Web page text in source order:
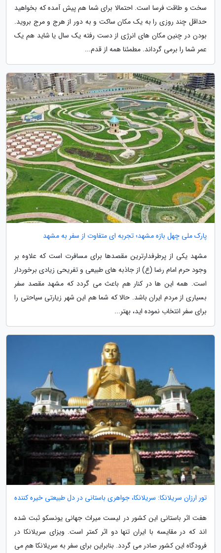
سخت و طاقت فرسا است. احتمالا برای شما هم پیش آمده که بخواهید
حداقل چند روزی را به یک مکان ساکت و به دور از هرج و مرج بروید.
بودن در چنین مکان های انرژی از دست رفته یک سال یا شاید هم یک
عمر شما را برمی گرداند. مطمئنا همه از قدم...
پارک ملی چهل بازه مشهد؛ تجربه ای متفاوت از سفر به مشهد
مشهد یکی از پرطرفدارترین مقصدها برای مسافرت است که علاوه بر
وجود حرم امام رضا (ع) از جاذبه های طبیعی و تفریحی زیادی برخوردار
است. همه این ها در کنار هم باعث می گردد که مشهد مقصد سفر
بسیاری از مردم ایران باشد. حالا که شما هم این شهر زیارتی سیاحتی را
برای سفر انتخاب نموده اید، بهتر...
تور ارزان سریلانکا: سریلانکا، جواهری باستانی در دل طبیعتی خیره کننده
هفت اثر باستانی این کشور در لیست میراث جهانی یونسکو ثبت شده
اند که در مقایسه با ایران تنها دو اثر کمتر است. ویزای سریلانکا در
فرودگاه این کشور صادر می گردد. بنابراین برای سفر به سریلانکا هم می